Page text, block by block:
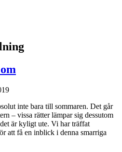
inte bara till sommaren. Det går
– vissa rätter lämpar sig dessutom
är kyligt ute. Vi har träffat
att få en inblick i denna smarriga